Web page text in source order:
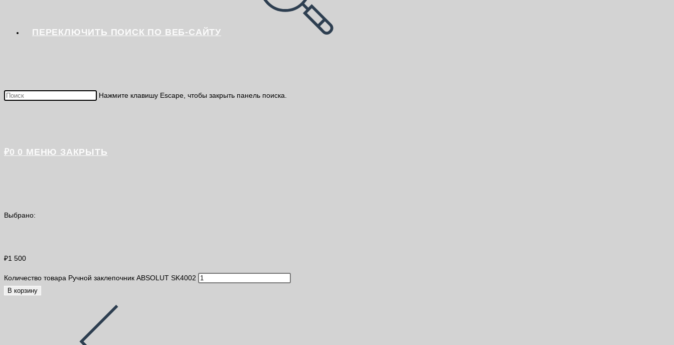
ПЕРЕКЛЮЧИТЬ ПОИСК ПО ВЕБ-САЙТУ
Нажмите клавишу Escape, чтобы закрыть панель поиска.
₽0 0 МЕНЮ ЗАКРЫТЬ
Выбрано:
₽1 500
Количество товара Ручной заклепочник ABSOLUT SK4002
В корзину